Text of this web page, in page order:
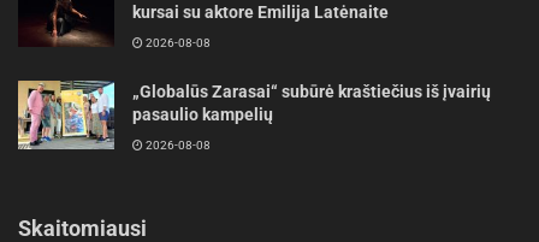
kursai su aktore Emilija Latėnaite
2026-08-08
„Globalūs Zarasai“ subūrė kraštiečius iš įvairių
pasaulio kampelių
2026-08-08
Skaitomiausi